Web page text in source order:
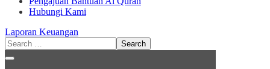
Hubungi Kami
Laporan Keuangan